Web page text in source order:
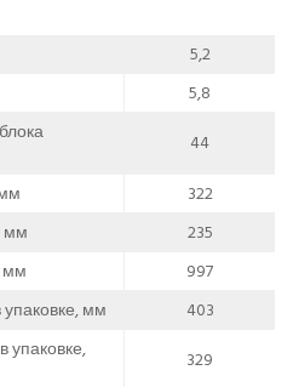
5,2
5,8
44
322
мм
235
мм
997
мм
403
упаковке,
329